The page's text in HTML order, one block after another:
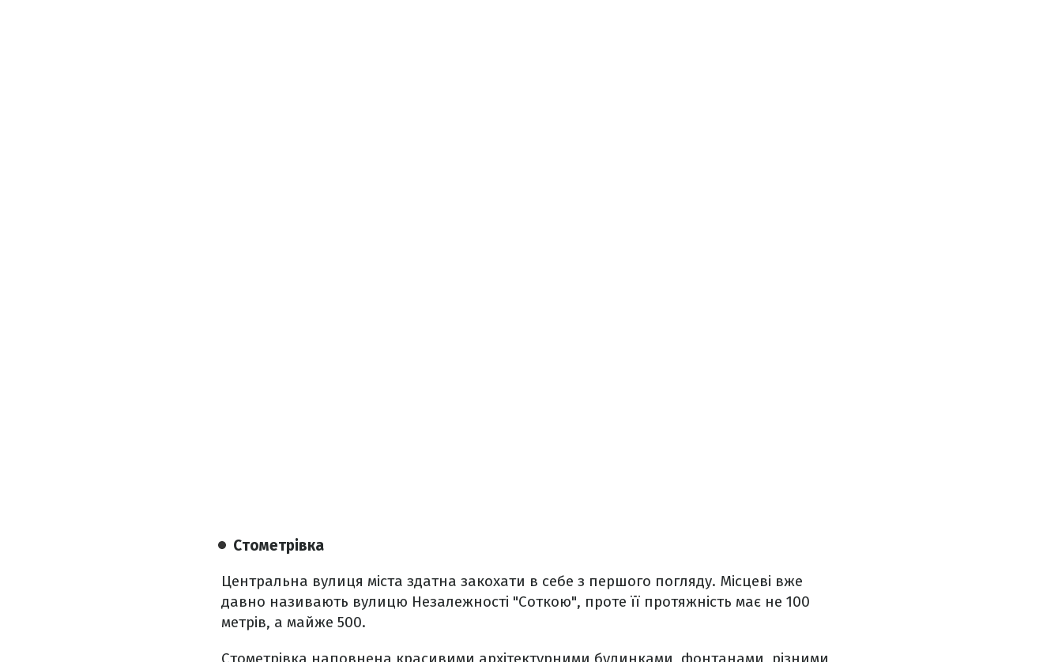
Стометрівка
Центральна вулиця міста здатна закохати в себе з першого погляду. Місцеві вже
давно називають вулицю Незалежності "Соткою", проте її протяжність має не 100
метрів, а майже 500.